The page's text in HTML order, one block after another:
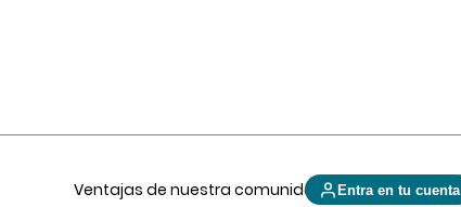
Ventajas de nuestra comunidad Entra en tu cuenta